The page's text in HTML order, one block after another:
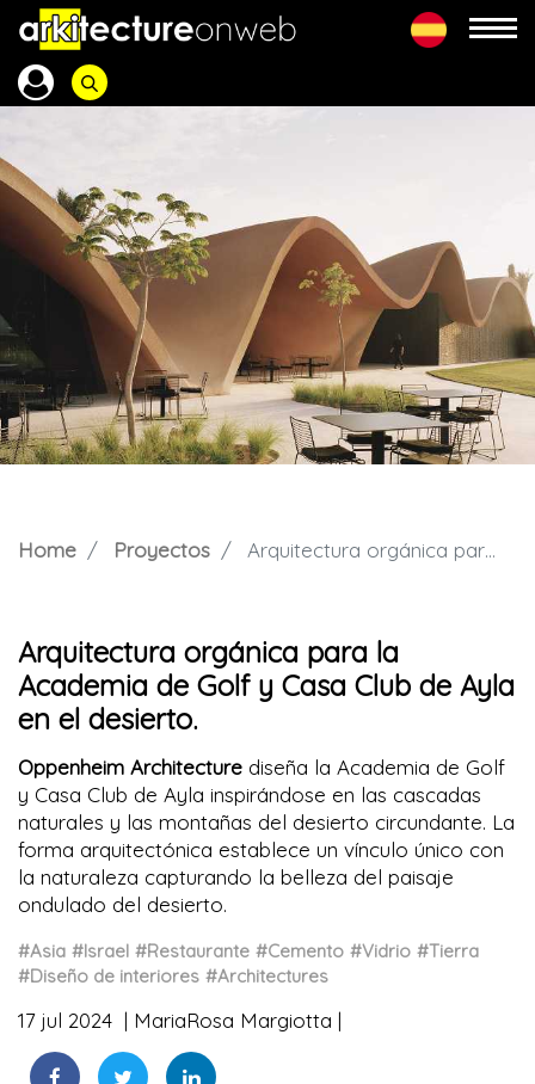
Home Proyectos Arquitectura orgánica para la Academia de Golf y Casa Club de Ayla en el desierto.
Arquitectura orgánica para la
Academia de Golf y Casa Club de Ayla
en el desierto.
Oppenheim Architecture diseña la Academia de Golf
y Casa Club de Ayla inspirándose en las cascadas
naturales y las montañas del desierto circundante. La
forma arquitectónica establece un vínculo único con
la naturaleza capturando la belleza del paisaje
ondulado del desierto.
#Asia #Israel #Restaurante #Cemento #Vidrio #Tierra
#Diseño de interiores #Architectures
17 jul 2024 MariaRosa Margiotta